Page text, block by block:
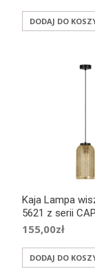
DODAJ DO
Kaja Lampa
5621 z serii
155,00zł
DODAJ DO